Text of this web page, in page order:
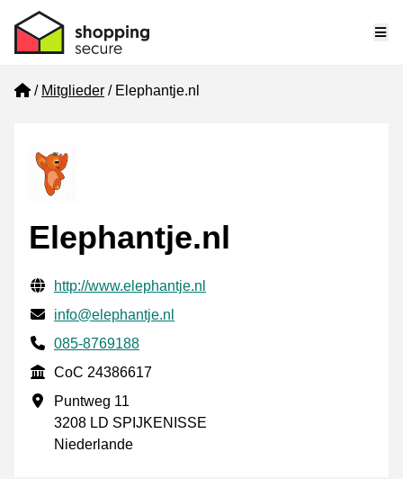
Home
Mitglieder Elephantje.nl
Elephantje.nl
Geprüfte Kontaktinformationen
Website URL
http://www.elephantje.nl
E-mail
info@elephantje.nl
Phone number
085-8769188
CoC
CoC 24386617
Geschäftsadresse
Puntweg 11
3208 LD SPIJKENISSE
Niederlande